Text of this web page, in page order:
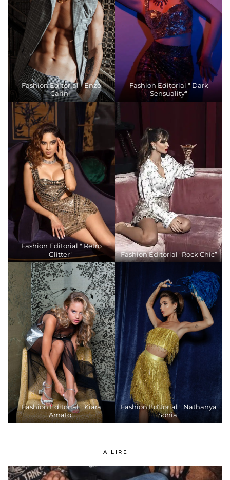
Fashion Editorial " Enzo
Carini"
Fashion Editorial " Dark
Sensuality"
Fashion Editorial " Retro
Glitter "
Fashion Editorial “Rock Chic”
Fashion Editorial " Kiara
Amato"
Fashion Editorial " Nathanya
Sonia"
A LIRE